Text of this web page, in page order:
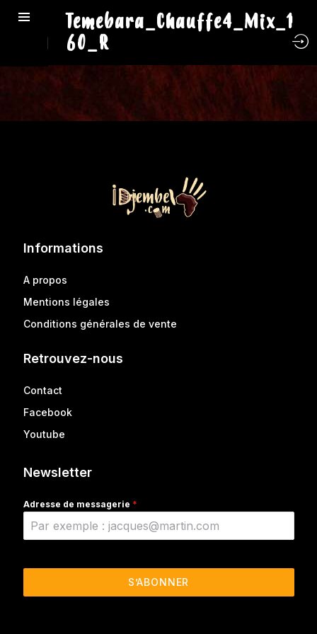
Temebara_Chauffe4_Mix_1
60_R
Informations
A propos
Mentions légales
Conditions générales de vente
Retrouvez-nous
Contact
Facebook
Youtube
Newsletter
Adresse de messagerie *
S’ABONNER